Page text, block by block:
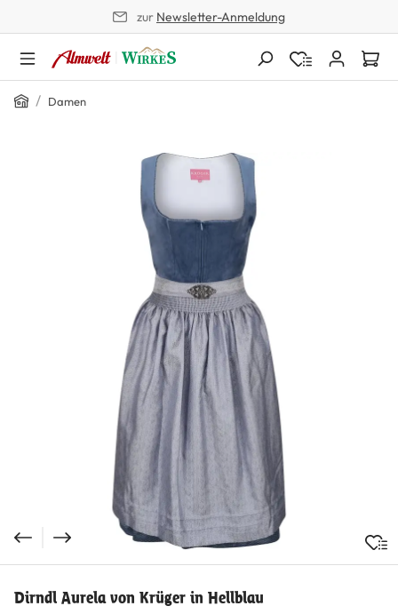
zur Newsletter-Anmeldung
Home
/ Damen
Dirndl Aurela von Krüger in Hellblau